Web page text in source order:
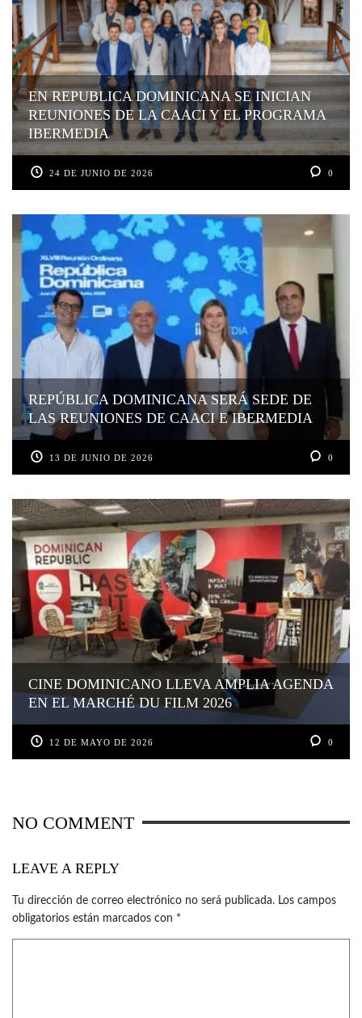
EN REPUBLICA DOMINICANA SE INICIAN
REUNIONES DE LA CAACI Y EL PROGRAMA
IBERMEDIA
24 DE JUNIO DE 2026 0
REPÚBLICA DOMINICANA SERÁ SEDE DE
LAS REUNIONES DE CAACI E IBERMEDIA
13 DE JUNIO DE 2026 0
CINE DOMINICANO LLEVA AMPLIA AGENDA
EN EL MARCHÉ DU FILM 2026
12 DE MAYO DE 2026 0
NO COMMENT
LEAVE A REPLY
Tu dirección de correo electrónico no será publicada. Los campos
obligatorios están marcados con *